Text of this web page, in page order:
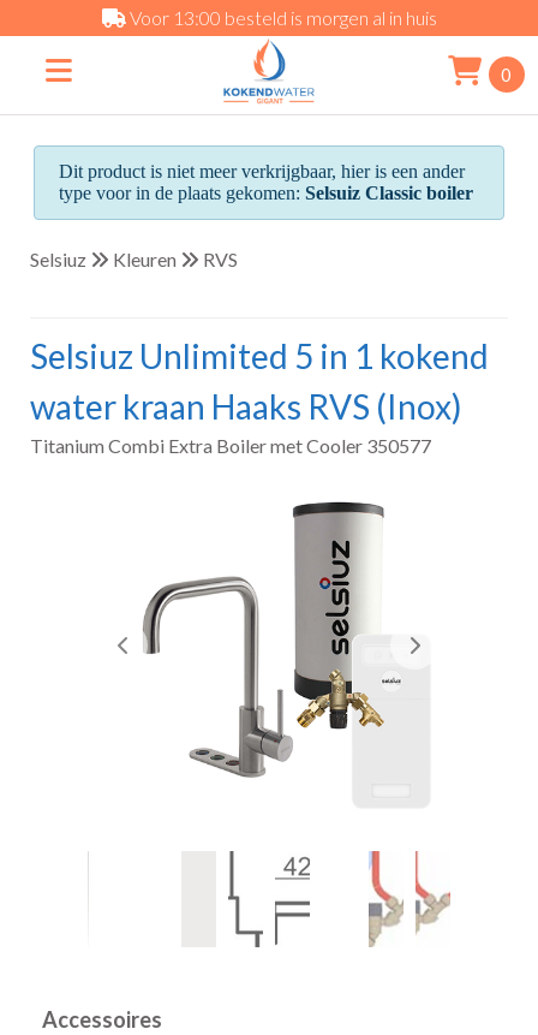
Voor 13:00 besteld is morgen al in huis
0
Dit product is niet meer verkrijgbaar, hier is een ander
type voor in de plaats gekomen:Selsuiz Classic boiler
Selsiuz Kleuren RVS
Selsiuz Unlimited 5 in 1 kokend
water kraan Haaks RVS (Inox)
Titanium Combi Extra Boiler met Cooler 350577
Accessoires